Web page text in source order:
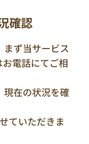
認
ず当サービス
電話にてご相
在の状況を確
ていただきま